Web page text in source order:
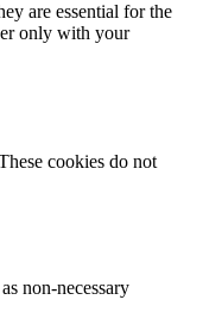
are essential for the
only with your
cookies do not
non-necessary